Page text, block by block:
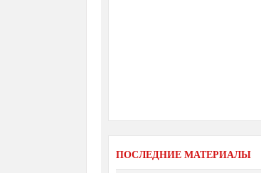
ПОСЛЕДНИЕ МАТЕРИАЛЫ